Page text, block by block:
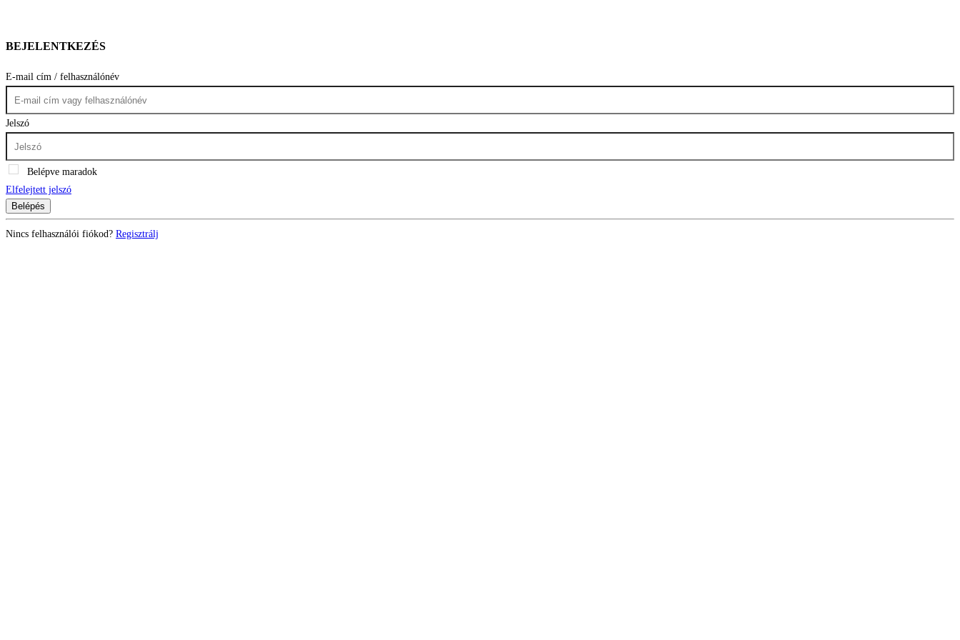
BEJELENTKEZÉS
E-mail cím / felhasználónév
Jelszó
Belépve maradok
Elfelejtett jelszó
Belépés
Nincs felhasználói fiókod? Regisztrálj